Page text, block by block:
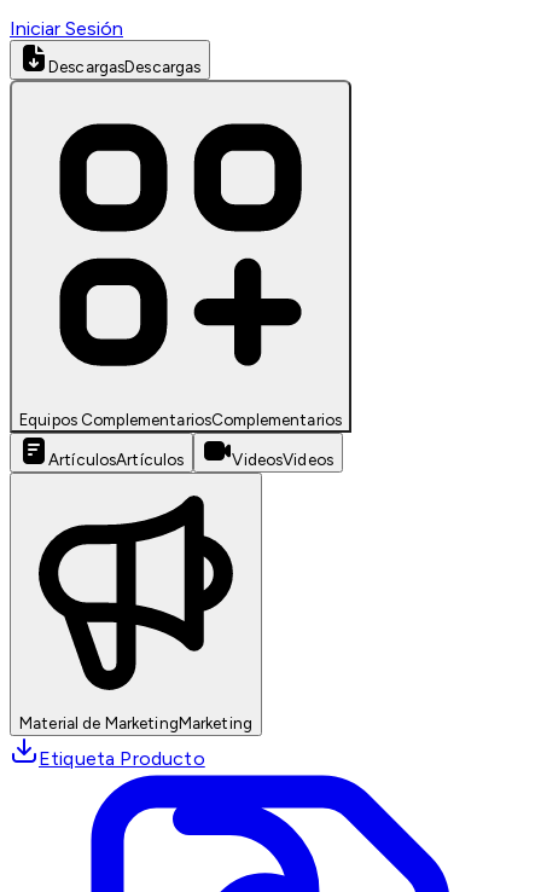
Iniciar Sesión
DescargasDescargas
Equipos ComplementariosComplementarios
ArtículosArtículos VideosVideos
Material de MarketingMarketing
Etiqueta Producto